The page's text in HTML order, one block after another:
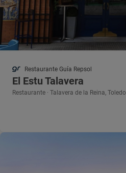
Restaurante Guía Repsol
El Estu Talavera
Restaurante · Talavera de la Reina, Toledo